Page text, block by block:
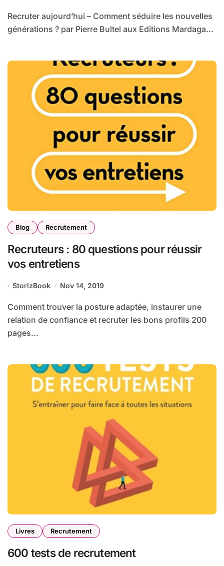
Recruter aujourd’hui – Comment séduire les nouvelles
générations ? par Pierre Bultel aux Editions Mardaga...
Blog Recrutement
Recruteurs : 80 questions pour réussir
vos entretiens
StorizBook Nov 14, 2019
Comment trouver la posture adaptée, instaurer une
relation de confiance et recruter les bons profils 200
pages...
Livres Recrutement
600 tests de recrutement